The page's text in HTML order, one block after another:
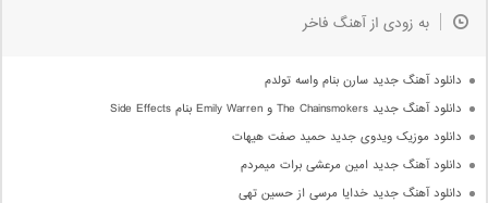
به زودی از آهنگ فاخر
دانلود آهنگ جدید سارن بنام واسه تولدم
دانلود آهنگ جدید The Chainsmokers و Emily Warren بنام Side Effects
دانلود موزیک ویدوی جدید حمید صفت هیهات
دانلود آهنگ جدید امین مرعشی برات میمردم
دانلود آهنگ جدید خدایا مرسی از حسین تهی